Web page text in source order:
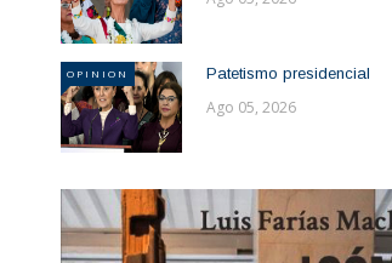
OPINION Patetismo presidencial
Ago 05, 2026